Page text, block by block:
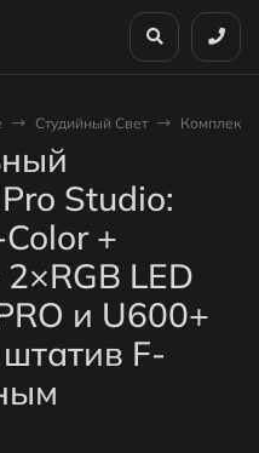
Студийный Свет
Studio:
+
LED
и U600+
F-